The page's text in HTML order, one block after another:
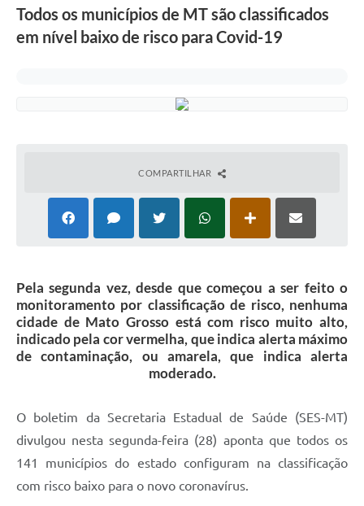
Todos os municípios de MT são classificados
em nível baixo de risco para Covid-19
COMPARTILHAR
Pela segunda vez, desde que começou a ser feito o
monitoramento por classificação de risco, nenhuma
cidade de Mato Grosso está com risco muito alto,
indicado pela cor vermelha, que indica alerta máximo
de contaminação, ou amarela, que indica alerta
moderado.
O boletim da Secretaria Estadual de Saúde (SES-MT)
divulgou nesta segunda-feira (28) aponta que todos os
141 municípios do estado configuram na classificação
com risco baixo para o novo coronavírus.